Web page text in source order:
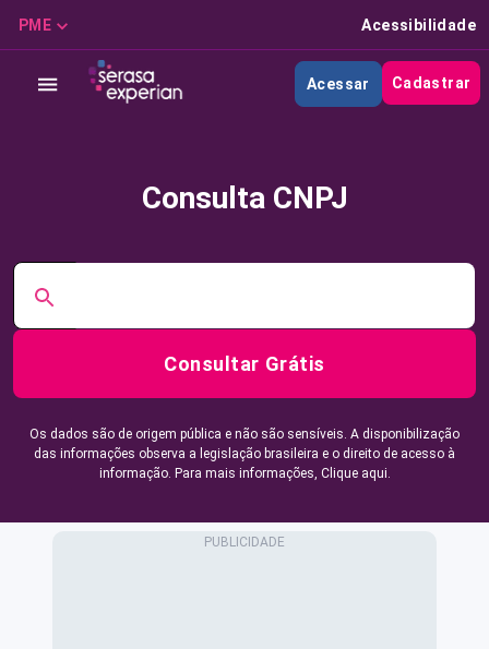
PME Acessibilidade
Acessar Cadastrar
Consulta CNPJ
Consultar Grátis
Os dados são de origem pública e não são sensíveis. A disponibilização
das informações observa a legislação brasileira e o direito de acesso à
informação. Para mais informações, Clique aqui.